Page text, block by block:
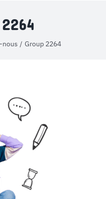
nous Group 2264